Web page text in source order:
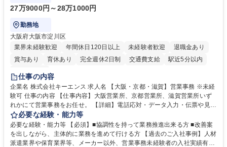
27万9000円～28万1000円
勤務地
大阪府大阪市淀川区
業界未経験歓迎
年間休日120日以上 未経験者歓迎
退職金あり
賞与あり
育休あり 完全週休2日制 交通費支給
駅近5分以内
土日祝休み
仕事の内容
企業名 株式会社キーエンス 求人名 【大阪・京都・滋賀】営業事務 ※未経
験可 仕事の内容 【仕事内容】大阪営業所、京都営業所、滋賀営業所いず
れかにて営業事務をお任せ。 【詳細】電話応対・データ入力・伝票や見積
の作成・カタログ送付・来客対応・営業所内で発生する事務業務や業務改
善をお任せ。 【教育制度】ご入社後、育成担当とペアになりながらOJTに
て業務を覚えていただくことが可能です。業務システムがきちんと構築さ
れているため、スムーズに仕事に慣れることができる環境です。また、
必要な経験・能力等
必要な経験・能力等 【必須】■協調性を持って業務推進出来る方 ■改善案
を出しながら、主体的に業務を進めて行ける方 【過去のご入社事例】人材
派遣業界や保育業界等、メーカー以外、営業事務未経験者の入社実績有